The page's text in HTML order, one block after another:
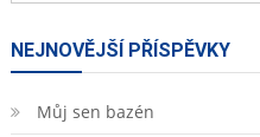
NEJNOVĚJŠÍ PŘÍSPĚVKY
Můj sen bazén